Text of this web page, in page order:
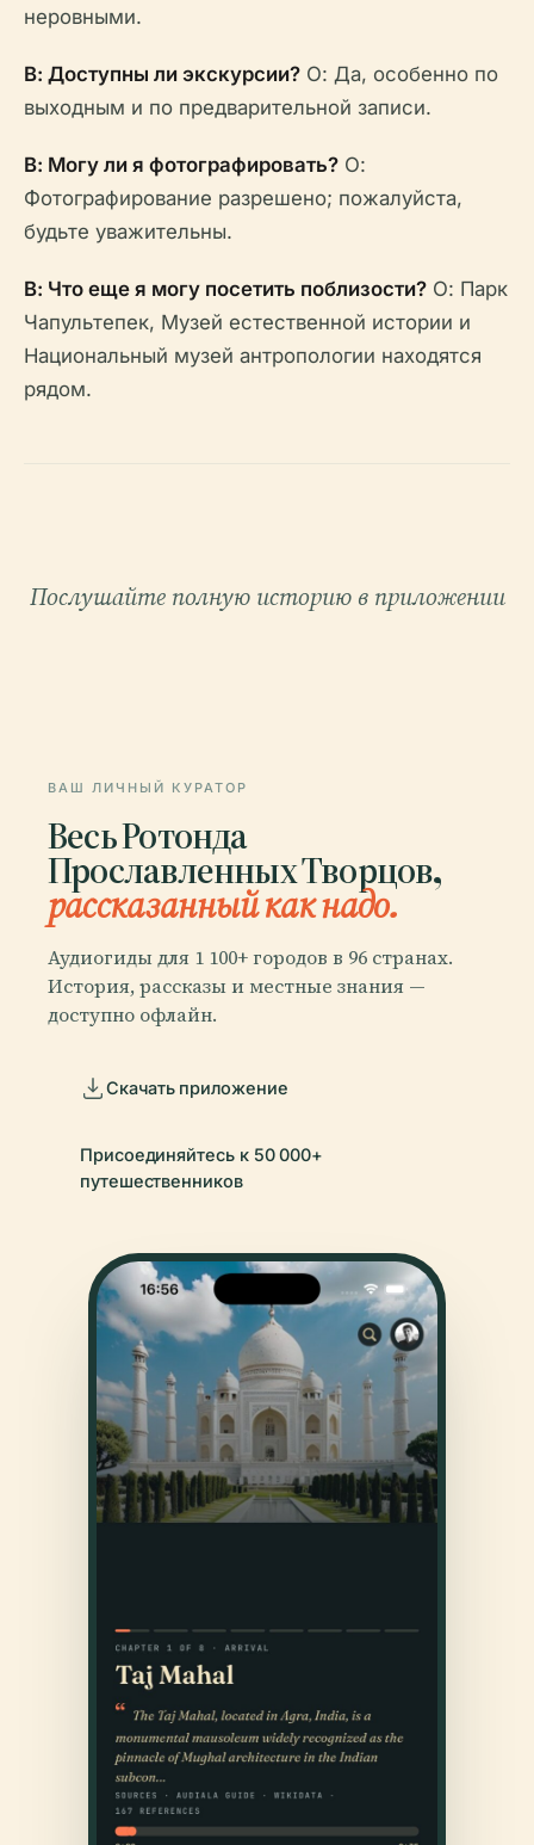
неровными.
В: Доступны ли экскурсии? О: Да, особенно по
выходным и по предварительной записи.
В: Могу ли я фотографировать? О:
Фотографирование разрешено; пожалуйста,
будьте уважительны.
В: Что еще я могу посетить поблизости? О: Парк
Чапультепек, Музей естественной истории и
Национальный музей антропологии находятся
рядом.
Послушайте полную историю в приложении
ВАШ ЛИЧНЫЙ КУРАТОР
Весь Ротонда
Прославленных Творцов,
рассказанный как надо.
Аудиогиды для 1 100+ городов в 96 странах.
История, рассказы и местные знания —
доступно офлайн.
Скачать приложение
Присоединяйтесь к 50 000+
путешественников